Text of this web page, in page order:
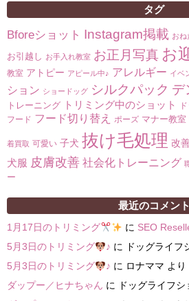
タグ
Bforeショット Instagram掲載 お
お引越し お手入れ教室 お正月写真 お
教室 アトピー アピール中♪ アレルギー イベ
ション ショードッグ シルクパック デ
トレーニング
トリミング中のショット
フード フード切り替え ポーズ マナー教室
着買取 可愛い 子犬 抜け毛処理 改
犬服 皮膚改善 社会化トレーニング
ー
最近のコメント
1月17日のトリミング に SEO
5月3日のトリミング
♪ に ドッグライ
5月3日のトリミング
♪ に ロナママ より
ダップー／ヒナちゃん に ドッグライフ